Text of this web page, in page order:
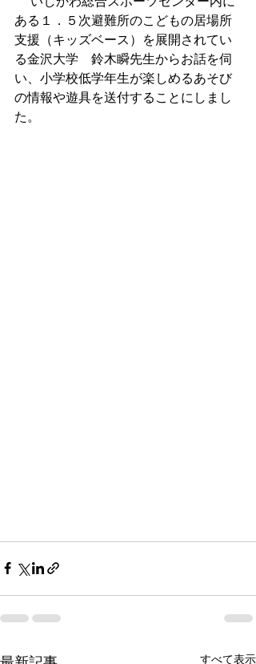
ある１．５次避難所のこどもの居場所
支援（キッズベース）を展開されてい
る金沢大学　鈴木瞬先生からお話を伺
い、小学校低学年生が楽しめるあそび
の情報や遊具を送付することにしまし
た。
すべて表示